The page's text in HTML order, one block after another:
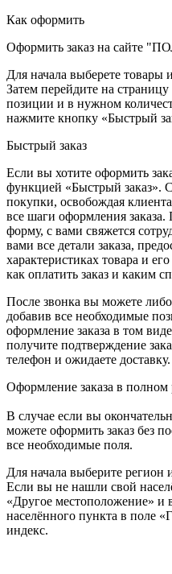
Как оформить
Оформить заказ на сайте
Для начала выберете товары
Затем перейдите на
позиции и в нужном
нажмите кнопку «Быстрый
Быстрый заказ
Если вы хотите оформить
функцией «Быстрый заказ».
покупки, освобождая
все шаги оформления
форму, с вами свяжется
вами все детали заказа,
характеристиках товара и
как оплатить заказ и каким
После звонка вы можете либо
добавив все необходимые
оформление заказа в том
получите подтверждение
телефон и ожидаете доставку.
Оформление заказа в
В случае если вы
можете оформить заказ без
все необходимые поля.
Для начала выберите регион
Если вы не нашли свой
«Другое местоположение» и
населённого пункта в поле
индекс.